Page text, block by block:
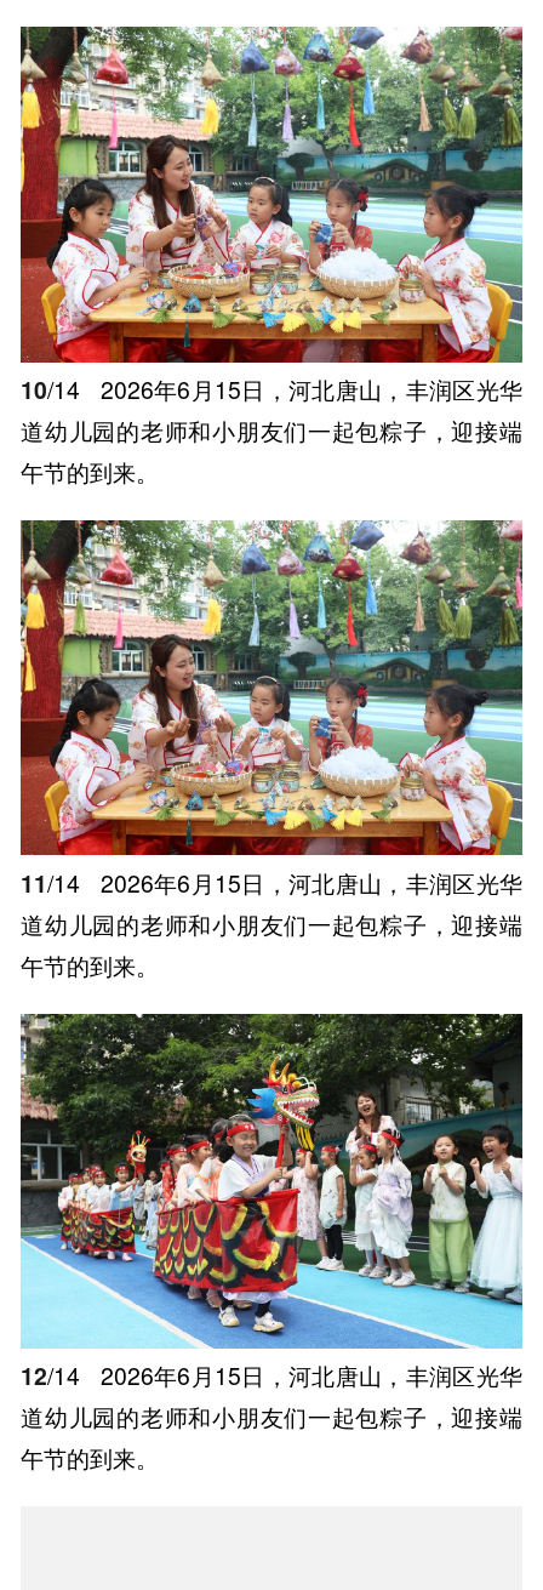
10/14
2026年6月15日，河北唐山，丰润区光华
道幼儿园的老师和小朋友们一起包粽子，迎接端
午节的到来。
11/14
2026年6月15日，河北唐山，丰润区光华
道幼儿园的老师和小朋友们一起包粽子，迎接端
午节的到来。
12/14
2026年6月15日，河北唐山，丰润区光华
道幼儿园的老师和小朋友们一起包粽子，迎接端
午节的到来。